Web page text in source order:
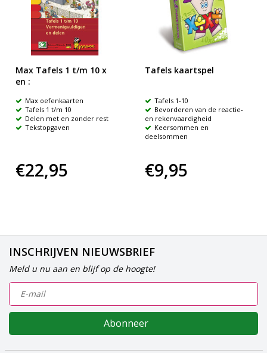
Max Tafels 1 t/m 10 x
en :
Max oefenkaarten
Tafels 1 t/m 10
Delen met en zonder rest
Tekstopgaven
€22,95
Tafels kaartspel
Tafels 1-10
Bevorderen van de reactie-
en rekenvaardigheid
Keersommen en
deelsommen
€9,95
INSCHRIJVEN NIEUWSBRIEF
Meld u nu aan en blijf op de hoogte!
Abonneer